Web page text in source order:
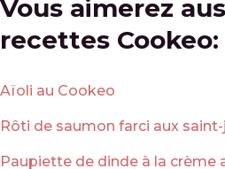
Vous aimerez
recettes Cookeo:
Aïoli au Cookeo
Rôti de saumon farci aux
Paupiette de dinde à la crème